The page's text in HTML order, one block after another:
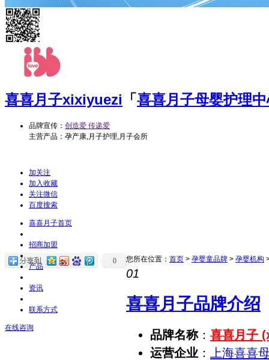
喜喜月子xixiyuezi 「喜喜月子母婴护理
品牌宣传： 创造爱 传递爱
主营产品：孕产康,月子护理,月子会所
加关注
加入收藏
关注微信
百度搜索
喜喜月子首页
招商加盟
产品
资讯
联系方式
在线咨询
0 您所在位置： 首页 > 孕婴童品牌 > 孕婴机构
01
喜喜月子品牌介绍
品牌名称： 喜喜月子
运营企业 ：
上海喜喜